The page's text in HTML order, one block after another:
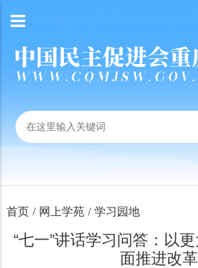
首页 / 网上学苑 / 学习园地
“七一”讲话学习问答：以
面推进改革